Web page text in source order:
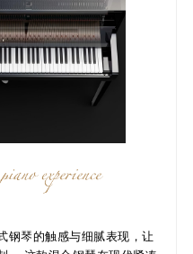
钢琴的触感与细腻表现，让